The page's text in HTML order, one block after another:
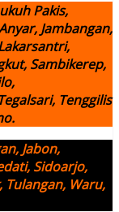
Pakis,
Jambangan,
Sambikerep,
Tenggilis
Jabon,
Sidoarjo,
Tulangan, Waru,